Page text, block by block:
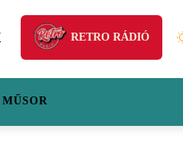
RETRO RÁDIÓ